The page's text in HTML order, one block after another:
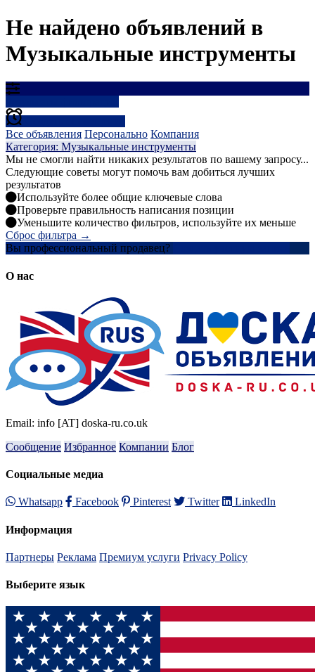
Не найдено объявлений в
Музыкальные инструменты
Все объявления Персонально Компания
Категория: Музыкальные инструменты
Мы не смогли найти никаких результатов по вашему запросу...
Следующие советы могут помочь вам добиться лучших
результатов
Используйте более общие ключевые слова
Проверьте правильность написания позиции
Уменьшите количество фильтров, используйте их меньше
Сброс фильтра →
Вы профессиональный продавец?
О нас
Email: info [AT] doska-ru.co.uk
Сообщение Избранное Компании Блог
Социальные медиа
Whatsapp Facebook Pinterest Twitter LinkedIn
Информация
Партнеры Реклама Премиум услуги Privacy Policy
Выберите язык